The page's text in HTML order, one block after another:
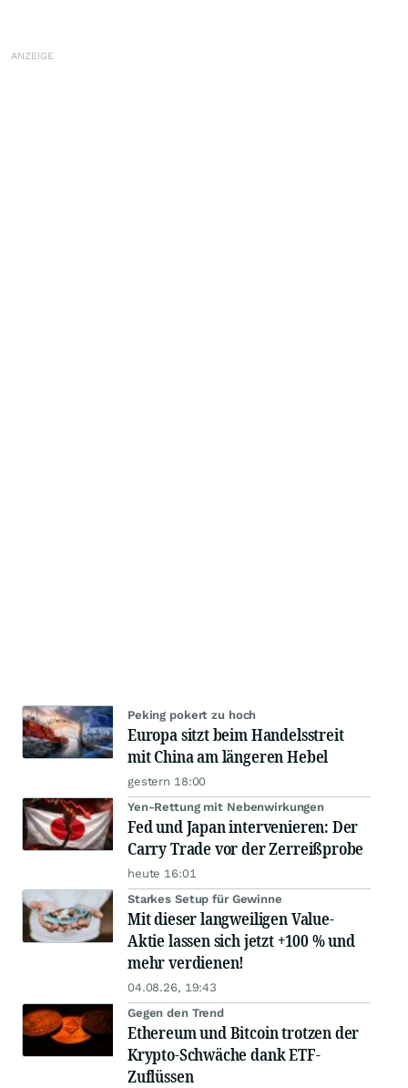
Peking pokert zu hoch
Europa sitzt beim Handelsstreit
mit China am längeren Hebel
gestern 18:00
Yen-Rettung mit Nebenwirkungen
Fed und Japan intervenieren: Der
Carry Trade vor der Zerreißprobe
heute 16:01
Starkes Setup für Gewinne
Mit dieser langweiligen Value-
Aktie lassen sich jetzt +100 % und
mehr verdienen!
04.08.26, 19:43
Gegen den Trend
Ethereum und Bitcoin trotzen der
Krypto-Schwäche dank ETF-
Zuflüssen